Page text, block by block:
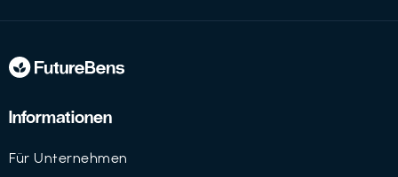
Informationen
Für Unternehmen